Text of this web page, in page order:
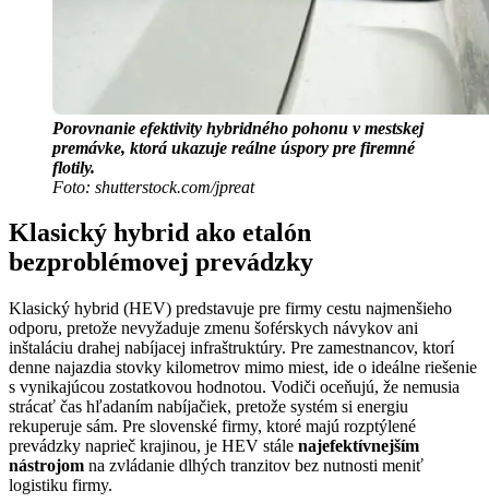
Porovnanie efektivity hybridného pohonu v mestskej
premávke, ktorá ukazuje reálne úspory pre firemné
flotily.
Foto: shutterstock.com/jpreat
Klasický hybrid ako etalón
bezproblémovej prevádzky
Klasický hybrid (HEV) predstavuje pre firmy cestu najmenšieho
odporu, pretože nevyžaduje zmenu šoférskych návykov ani
inštaláciu drahej nabíjacej infraštruktúry. Pre zamestnancov, ktorí
denne najazdia stovky kilometrov mimo miest, ide o ideálne riešenie
s vynikajúcou zostatkovou hodnotou. Vodiči oceňujú, že nemusia
strácať čas hľadaním nabíjačiek, pretože systém si energiu
rekuperuje sám. Pre slovenské firmy, ktoré majú rozptýlené
prevádzky naprieč krajinou, je HEV stále najefektívnejším
nástrojom na zvládanie dlhých tranzitov bez nutnosti meniť
logistiku firmy.